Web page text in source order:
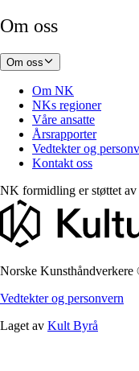
Om oss
Om oss
Om NK
NKs regioner
Våre ansatte
Årsrapporter
Vedtekter og
Kontakt oss
NK formidling er støttet av
Norske Kunsthåndverkere
Vedtekter og personvern
Laget av Kult Byrå